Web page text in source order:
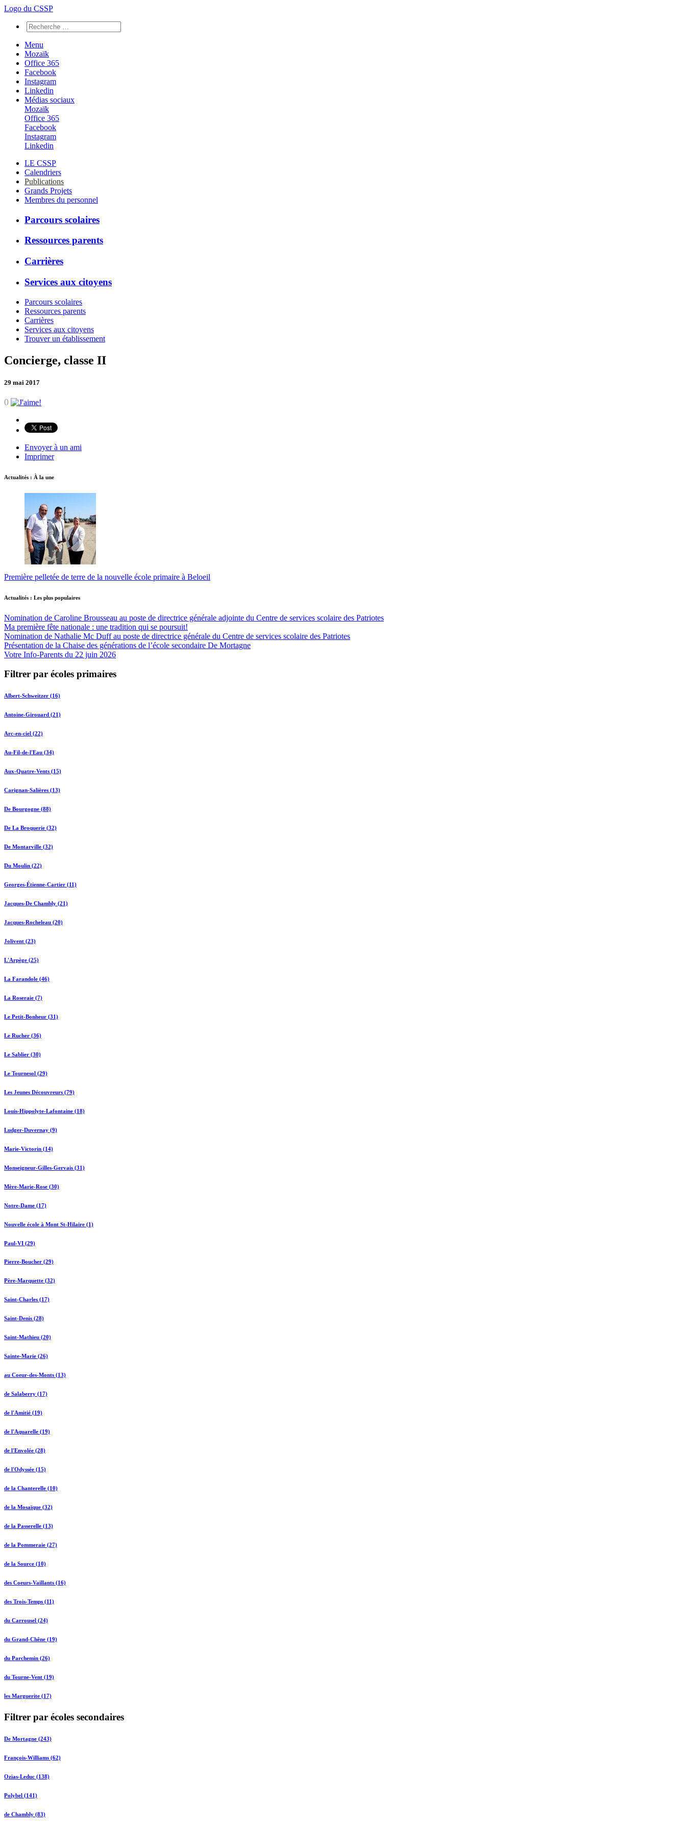
Logo du CSSP
Menu
Mozaïk
Office 365
Facebook
Instagram
Linkedin
Médias sociaux
Mozaïk
Office 365
Facebook
Instagram
Linkedin
LE CSSP
Calendriers
Publications
Grands Projets
Membres du personnel
Parcours scolaires
Ressources parents
Carrières
Services aux citoyens
Parcours scolaires
Ressources parents
Carrières
Services aux citoyens
Trouver un établissement
Concierge, classe II
29 mai 2017
0
Envoyer à un ami
Imprimer
Actualités : À la une
Première pelletée de terre de la nouvelle école primaire à Beloeil
Actualités : Les plus populaires
Nomination de Caroline Brousseau au poste de directrice générale adjointe du Centre de services scolaire des Patriotes
Ma première fête nationale : une tradition qui se poursuit!
Nomination de Nathalie Mc Duff au poste de directrice générale du Centre de services scolaire des Patriotes
Présentation de la Chaise des générations de l’école secondaire De Mortagne
Votre Info-Parents du 22 juin 2026
Filtrer par écoles primaires
Albert-Schweitzer (16)
Antoine-Girouard (21)
Arc-en-ciel (22)
Au-Fil-de-l'Eau (34)
Aux-Quatre-Vents (15)
Carignan-Salières (13)
De Bourgogne (88)
De La Broquerie (32)
De Montarville (32)
Du Moulin (22)
Georges-Étienne-Cartier (11)
Jacques-De Chambly (21)
Jacques-Rocheleau (20)
Jolivent (23)
L'Arpège (25)
La Farandole (46)
La Roseraie (7)
Le Petit-Bonheur (31)
Le Rucher (36)
Le Sablier (30)
Le Tournesol (29)
Les Jeunes Découvreurs (79)
Louis-Hippolyte-Lafontaine (18)
Ludger-Duvernay (9)
Marie-Victorin (14)
Monseigneur-Gilles-Gervais (31)
Mère-Marie-Rose (30)
Notre-Dame (17)
Nouvelle école à Mont St-Hilaire (1)
Paul-VI (29)
Pierre-Boucher (29)
Père-Marquette (32)
Saint-Charles (17)
Saint-Denis (28)
Saint-Mathieu (20)
Sainte-Marie (26)
au Coeur-des-Monts (13)
de Salaberry (17)
de l'Amitié (19)
de l'Aquarelle (19)
de l'Envolée (28)
de l'Odyssée (15)
de la Chanterelle (10)
de la Mosaïque (32)
de la Passerelle (13)
de la Pommeraie (27)
de la Source (10)
des Coeurs-Vaillants (16)
des Trois-Temps (11)
du Carrousel (24)
du Grand-Chêne (19)
du Parchemin (26)
du Tourne-Vent (19)
les Marguerite (17)
Filtrer par écoles secondaires
De Mortagne (243)
François-Williams (62)
Ozias-Leduc (138)
Polybel (141)
de Chambly (83)